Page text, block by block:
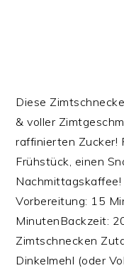
Diese
& voller
raffinierten Zucker!
Frühstück, einen
Vorbereitung: 15
MinutenBackzeit:
Zimtschnecken
Dinkelmehl (oder